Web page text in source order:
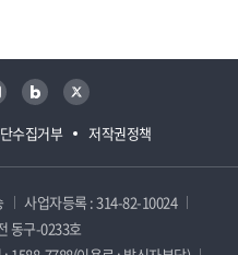
수집거부 저작권정책
블로그 트위터
사업자등록 : 314-82-10024
동구-0233호